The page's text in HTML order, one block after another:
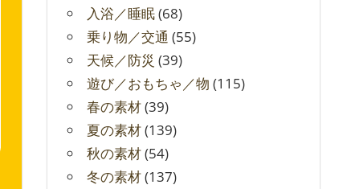
入浴／睡眠(68)
乗り物／交通 (55)
天候／防災 (39)
遊び／おもちゃ／物 (115)
春の素材(39)
夏の素材(139)
秋の素材(54)
冬の素材(137)